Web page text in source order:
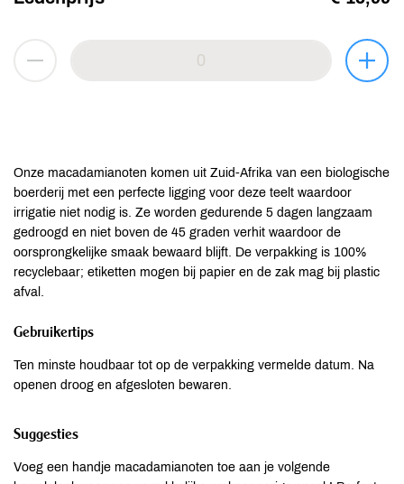
Onze macadamianoten komen uit Zuid-Afrika van een biologische
boerderij met een perfecte ligging voor deze teelt waardoor
irrigatie niet nodig is. Ze worden gedurende 5 dagen langzaam
gedroogd en niet boven de 45 graden verhit waardoor de
oorsprongkelijke smaak bewaard blijft. De verpakking is 100%
recyclebaar; etiketten mogen bij papier en de zak mag bij plastic
afval.
Gebruikertips
Ten minste houdbaar tot op de verpakking vermelde datum. Na
openen droog en afgesloten bewaren.
Suggesties
Voeg een handje macadamianoten toe aan je volgende